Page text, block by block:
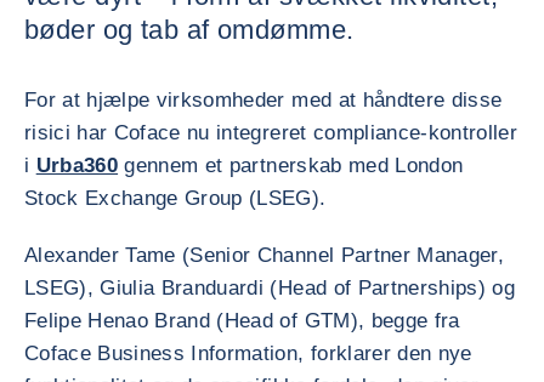
bøder og tab af omdømme.
For at hjælpe virksomheder med at håndtere disse
risici har Coface nu integreret compliance-kontroller
i Urba360 gennem et partnerskab med London
Stock Exchange Group (LSEG).
Alexander Tame (Senior Channel Partner Manager,
LSEG), Giulia Branduardi (Head of Partnerships) og
Felipe Henao Brand (Head of GTM), begge fra
Coface Business Information, forklarer den nye